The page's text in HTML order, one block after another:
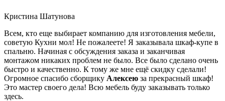
Кристина Шатунова
Всем, кто еще выбирает компанию для изготовления мебели,
советую Кухни мол! Не пожалеете! Я заказывала шкаф-купе в
спальню. Начиная с обсуждения заказа и заканчивая
монтажом никаких проблем не было. Все было сделано очень
быстро и качественно. К тому же мне ещё скидку сделали!
Огромное спасибо сборщику Алексею за прекрасный шкаф!
Это мастер своего дела! Всю мебель буду заказывать только
здесь.